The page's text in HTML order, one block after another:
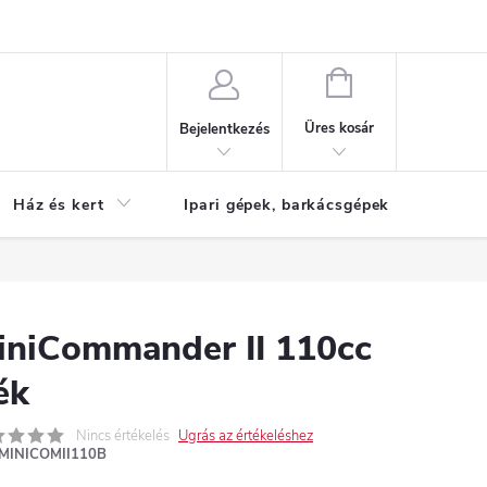
Bejelentkezés
KOSÁR
Üres kosár
Ház és kert Ipari gépek, barkácsgépek
II 110cc
Nincs értékelés Ugrás az értékeléshez
MINICOMII110B